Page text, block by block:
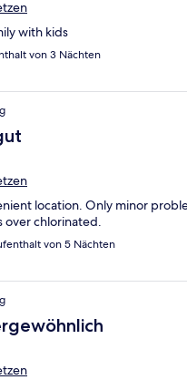
with kids
von 3 Nächten
location. Only minor
over chlorinated.
von 5 Nächten